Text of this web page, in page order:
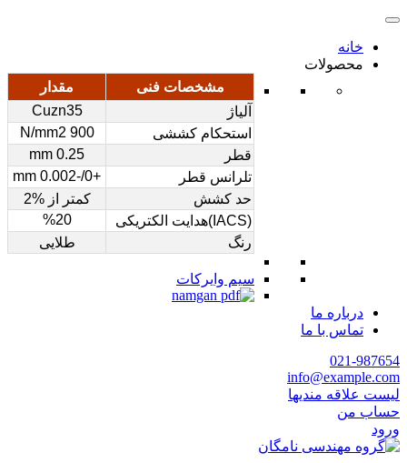
خانه
محصولات
مشخصات فنی
مقدار
آلیاژ
Cuzn35
استحکام کششی
900 N/mm2
قطر
0.25 mm
تلرانس قطر
+0/-0.002 mm
حد کشش
کمتر از %2
(IACS)هدایت الکتریکی
%20
رنگ
طلایی
سیم وایرکات
درباره ما
تماس با ما
021-987654
info@example.com
لیست علاقه مندیها
حساب من
ورود